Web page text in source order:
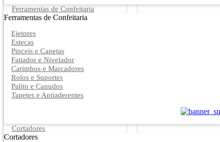
Ferramentas de Confeitaria
Ferramentas de Confeitaria
Ejetores
Estecas
Pinceis e Canetas
Fatiador e Nivelador
Carimbos e Marcadores
Rolos e Suportes
Palito e Canudos
Tapetes e Antiaderentes
Cortadores
Cortadores